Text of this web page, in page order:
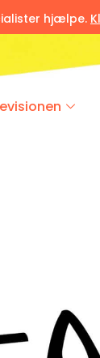
hjælpe.